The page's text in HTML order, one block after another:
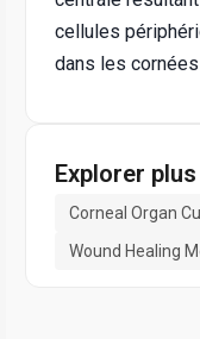
cellules
dans les
Explorer
Corneal Organ
Wound Healing